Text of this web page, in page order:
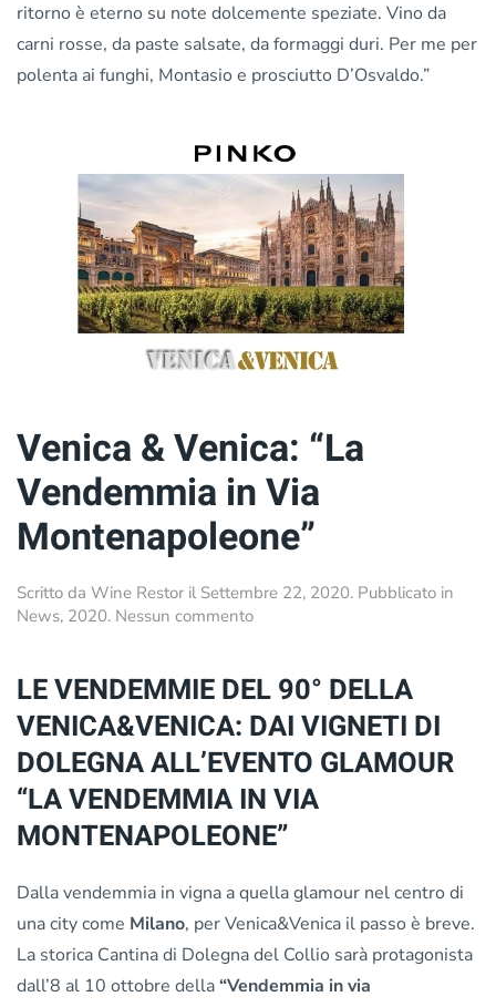
ritorno è eterno su note dolcemente speziate. Vino da
carni rosse, da paste salsate, da formaggi duri. Per me per
polenta ai funghi, Montasio e prosciutto D’Osvaldo.”
Venica & Venica: “La
Vendemmia in Via
Montenapoleone”
Scritto da Wine Restor il Settembre 22, 2020. Pubblicato in
News, 2020. Nessun commentosu
Venica:
Vendemmia
in
Via
Montenapoleone”
LE VENDEMMIE DEL 90° DELLA
VENICA&VENICA: DAI VIGNETI DI
DOLEGNA ALL’EVENTO GLAMOUR
“LA VENDEMMIA IN VIA
MONTENAPOLEONE”
Dalla vendemmia in vigna a quella glamour nel centro di
una city come Milano, per Venica&Venica il passo è breve.
La storica Cantina di Dolegna del Collio sarà protagonista
dall’8 al 10 ottobre della“Vendemmia in via